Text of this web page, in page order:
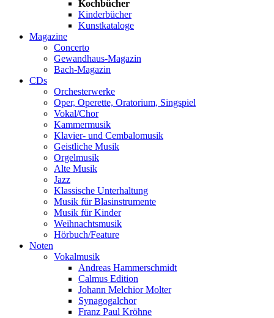
Kochbücher
Kinderbücher
Kunstkataloge
Magazine
Concerto
Gewandhaus-Magazin
Bach-Magazin
CDs
Orchesterwerke
Oper, Operette, Oratorium, Singspiel
Vokal/Chor
Kammermusik
Klavier- und Cembalomusik
Geistliche Musik
Orgelmusik
Alte Musik
Jazz
Klassische Unterhaltung
Musik für Blasinstrumente
Musik für Kinder
Weihnachtsmusik
Hörbuch/Feature
Noten
Vokalmusik
Andreas Hammerschmidt
Calmus Edition
Johann Melchior Molter
Synagogalchor
Franz Paul Kröhne